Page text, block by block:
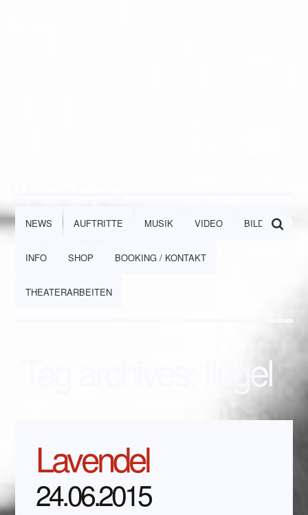
NEWS AUFTRITTE MUSIK VIDEO BILDER
INFO SHOP BOOKING / KONTAKT
THEATERARBEITEN
flügel
Lavendel
24.06.2015